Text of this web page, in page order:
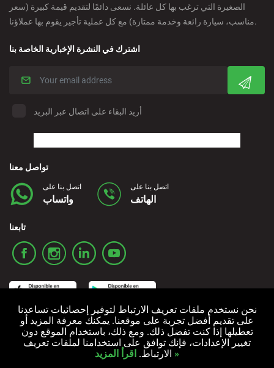
الصغيرة التي ترغب بها كل عائلة. نسعى دائمًا لتقديم قيمة كبيرة (سعر
مناسب، سيارة رائعة وخدمة ممتازة) مع كل عملية تأجير يقوم بها عملاؤنا.
اشترك في النشرة الإخبارية الخاصة بنا
أريد البقاء على اتصال عبر البريد
تواصل معنا
اتصل بنا على
واتساب
اتصل بنا على
الهاتف
تابعنا
الشروط والأحكام سياسة الخصوصية سياسة ملفات تعريف الارتباط
جميع الحقوق محفوظة © 2006-2024 Alquicoche Rent a Car
نحن نستخدم ملفات تعريف الارتباط لتوفير إحصائيات تساعدنا
على تقديم أفضل تجربة على موقعنا. يمكنك معرفة المزيد أو
تعطيلها إذا كنت تفضل ذلك. ومع ذلك، باستخدام الموقع دون
تغيير الإعدادات، فإنك توافق على استخدامنا لملفات تعريف
الارتباط. اقرأ المزيد »